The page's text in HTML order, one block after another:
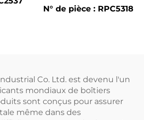
N° de pièce : RPC5318
Co. Ltd. est devenu l'un
mondiaux de boîtiers
sont conçus pour assurer
même dans des